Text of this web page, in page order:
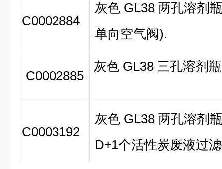
C0002884
灰色 GL38 两孔溶剂
单向空气阀).
C0002885
灰色 GL38 三孔溶剂
C0003192
灰色 GL38 两孔溶剂
D+1个活性炭废液过